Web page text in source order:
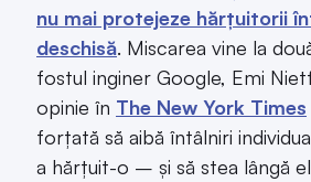
nu mai protejeze hărțuitorii
deschisă. Miscarea vine la
fostul inginer Google, Emi
opinie în The New York Times
forțată să aibă întâlniri
a hărțuit-o – și să stea lângă